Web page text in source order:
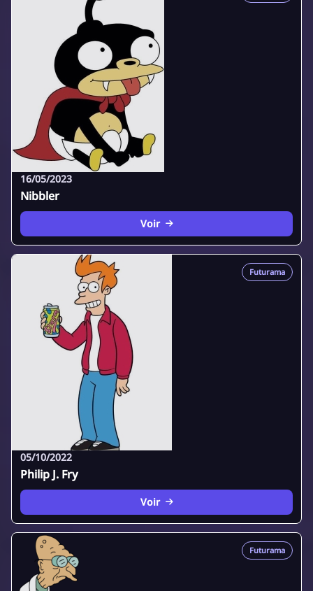
16/05/2023
Nibbler
Voir
Futurama
05/10/2022
Philip J. Fry
Voir
Futurama